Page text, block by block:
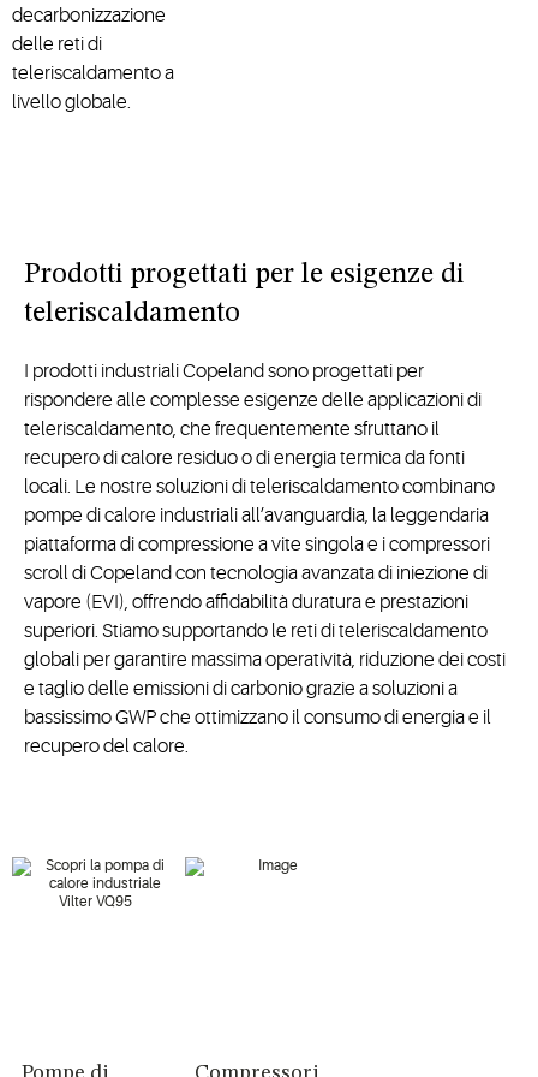
decarbonizzazione
delle reti di
teleriscaldamento a
livello globale.
Prodotti progettati per le esigenze di
teleriscaldamento
I prodotti industriali Copeland sono progettati per
rispondere alle complesse esigenze delle applicazioni di
teleriscaldamento, che frequentemente sfruttano il
recupero di calore residuo o di energia termica da fonti
locali. Le nostre soluzioni di teleriscaldamento combinano
pompe di calore industriali all’avanguardia, la leggendaria
piattaforma di compressione a vite singola e i compressori
scroll di Copeland con tecnologia avanzata di iniezione di
vapore (EVI), offrendo affidabilità duratura e prestazioni
superiori. Stiamo supportando le reti di teleriscaldamento
globali per garantire massima operatività, riduzione dei costi
e taglio delle emissioni di carbonio grazie a soluzioni a
bassissimo GWP che ottimizzano il consumo di energia e il
recupero del calore.